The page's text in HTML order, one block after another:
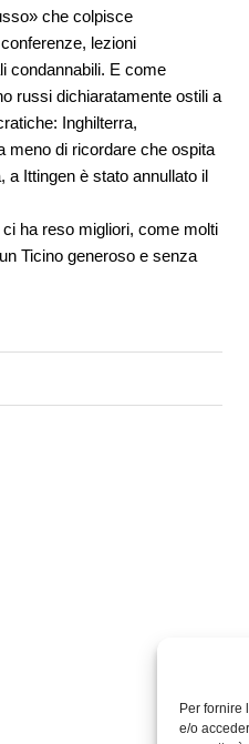
Per fornire
e/o
che colpisce
lezioni
condannabili. E come
russi dichiaratamente ostili a
Inghilterra,
meno di ricordare che ospita
a Ittingen è stato annullato il
ha reso migliori, come molti
Ticino generoso e senza